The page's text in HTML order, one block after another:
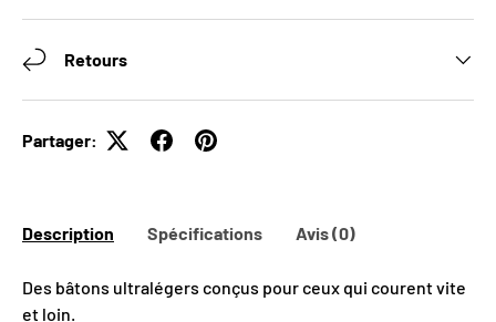
Retours
Partager:
Description Spécifications Avis (0)
Des bâtons ultralégers conçus pour ceux qui courent vite
et loin.